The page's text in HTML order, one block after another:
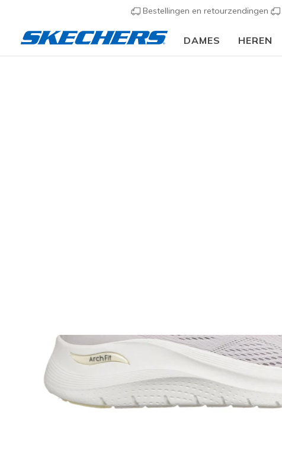
Bestellingen en retourzendingen
DAMES HEREN